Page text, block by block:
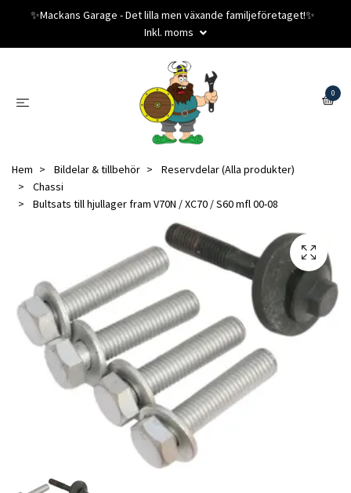
✨️Mackans Garage - Det lilla men växande familjeföretaget!✨️
Inkl. moms
0
Hem Bildelar & tillbehör
Reservdelar (Alla produkter)
Chassi
Bultsats till hjullager fram V70N / XC70 / S60 mfl 00-08